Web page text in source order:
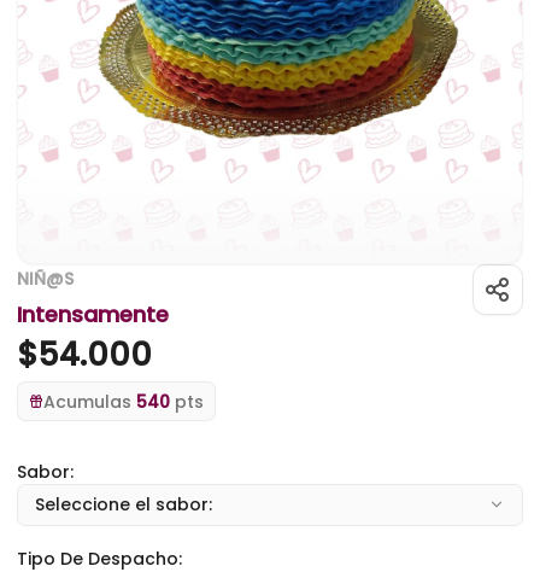
NIÑ@S
Intensamente
$54.000
Acumulas 540 pts
Sabor:
Seleccione el sabor:
Tipo De Despacho: